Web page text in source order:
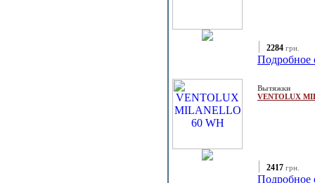
2284 грн.
Подробное
Вытяжки
VENTOLUX
2417 грн.
Подробное